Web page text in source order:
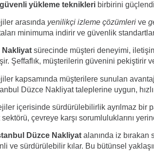
güvenli yükleme teknikleri birbirini
arasında yenilikçi izleme çözümleri ve
minimuma indirir ve güvenlik
Nakliyat sürecinde müşteri deneyimi,
Şeffaflık, müşterilerin güvenini pekiştirir
kapsamında müşterilere sunulan
Düzce Nakliyat taleplerine uygun,
içerisinde sürdürülebilirlik ayrılmaz bir
sektörü, çevreye karşı sorumluluklarını
Düzce Nakliyat alanında iz
ve sürdürülebilir kılar. Bu bütünsel